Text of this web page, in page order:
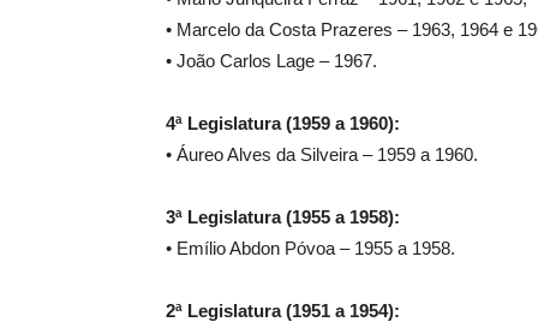
• Marcelo da Costa Prazeres – 1963, 1964 e
• João Carlos Lage – 1967.
4ª Legislatura (1959 a 1960):
• Áureo Alves da Silveira – 1959 a 1960.
3ª Legislatura (1955 a 1958):
• Emílio Abdon Póvoa – 1955 a 1958.
2ª Legislatura (1951 a 1954):